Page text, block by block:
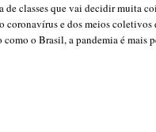
classes que vai decidir muita
coronavírus e dos meios
o Brasil, a pandemia é mais